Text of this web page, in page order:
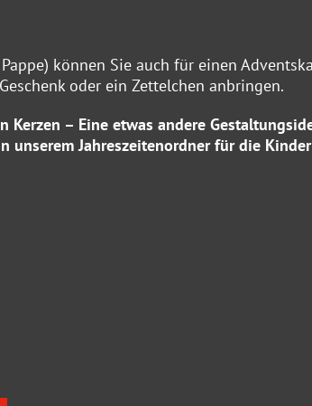
können Sie auch für einen
oder ein Zettelchen anbringen.
Kerzen – Eine etwas andere
unseremJahreszeitenordner für die